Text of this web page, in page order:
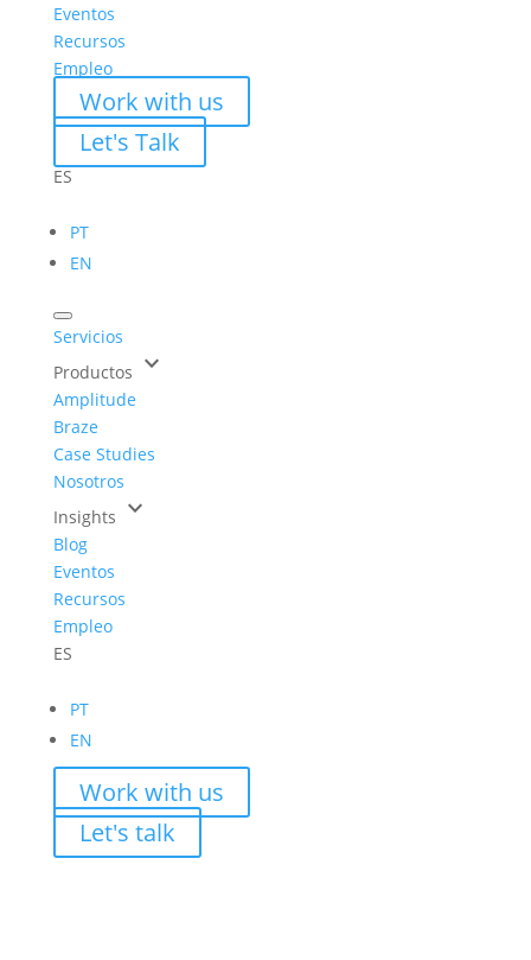
Eventos
Recursos
Empleo
Work with us
Let's Talk
ES
PT
EN
Servicios
Productos keyboard_arrow_down
Amplitude
Braze
Case Studies
Nosotros
Insights keyboard_arrow_down
Blog
Eventos
Recursos
Empleo
ES
PT
EN
Work with us
Let's talk